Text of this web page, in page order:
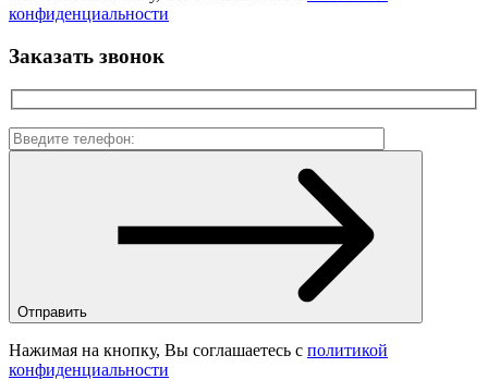
конфиденциальности
Заказать звонок
Отправить
Нажимая на кнопку, Вы соглашаетесь с политикой
конфиденциальности